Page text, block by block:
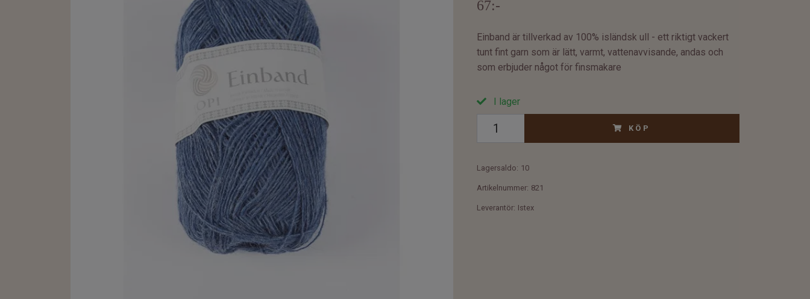
67:-
Einband är tillverkad av 100% isländsk ull - ett riktigt vackert
tunt fint garn som är lätt, varmt, vattenavvisande, andas och
som erbjuder något för finsmakare
I lager
KÖP
Lagersaldo: 10
Artikelnummer: 821
Leverantör: Istex